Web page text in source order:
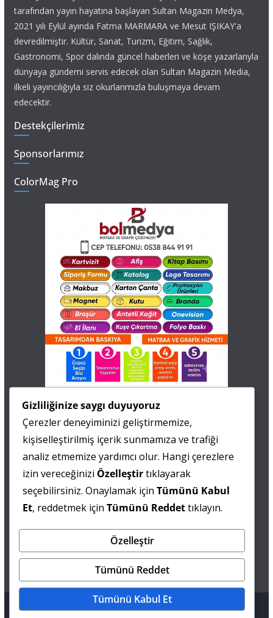
tarafından yayın hayatına başlayan Sultan Magazin Medya,
2021 yılı Eylül ayında Fatma MARMARA ve Mesut IŞIKAY'a
devredilmiştir. Kültür, Sanat, Turizm, Eğitim, Sağlık,
Gastronomi, Spor dalında güncel haberleri ve köşe yazarlarıyla
dünyaya gündemi servis edecek olan Sultan Magazin Media,
ilkeli yayıncılığıyla siz okurlarımızla buluşmaya devam
edecektir.
Destekçilerimiz
Sponsorlarımız
ColorMag Pro
0 505 677 40 87
Fatma MARMARA
0 538 844 90 90
Mesut IŞIKAY
admin@sultanmagazin.com
Gizliliğinize saygı duyuyoruz
Çerezler deneyiminizi geliştirmemize,
kişiselleştirilmiş içerik sunmamıza ve trafiği
analiz etmemize yardımcı olur. Hangi çerezlere
izin vereceğinizi Özelleştirtıklayarak
seçebilirsiniz. Onaylamak için Tümünü Kabul
Et, reddetmek için Tümünü Reddettıklayın.
Özelleştir
Tümünü Reddet
Tümünü Kabul Et